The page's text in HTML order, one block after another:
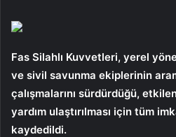
Fas Silahlı Kuvvetleri, yerel
ve sivil savunma ekiplerinin
çalışmalarını sürdürdüğü,
yardım ulaştırılması için tüm
kaydedildi.